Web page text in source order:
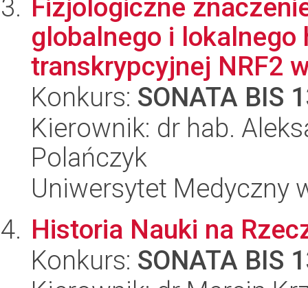
Fizjologiczne
globalnego i
transkrypcyjnej NRF2
Konkurs: SONATA BIS
Kierownik: dr hab.
Polańczyk
Uniwersytet Medyczny
Historia Nauki na
Konkurs: SONATA BIS